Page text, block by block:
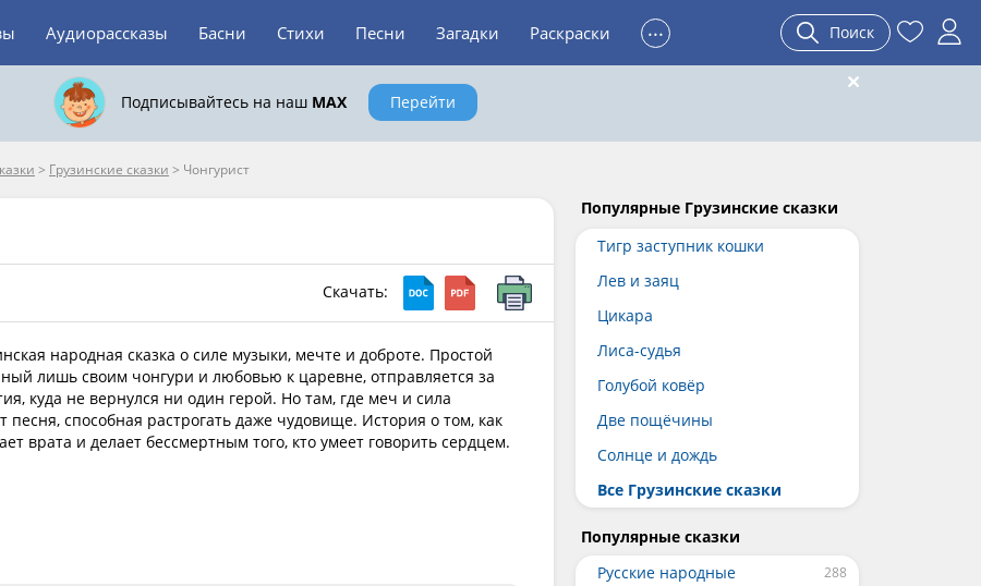
Аудиорассказы Басни Стихи Песни Загадки Раскраски ... Поиск
Подписывайтесь на наш MAX Перейти
> Грузинские сказки > Чонгурист
Скачать:
народная сказка о силе музыки, мечте и доброте. Простой
лишь своим чонгури и любовью к царевне, отправляется за
куда не вернулся ни один герой. Но там, где меч и сила
песня, способная растрогать даже чудовище. История о том, как
врата и делает бессмертным того, кто умеет говорить сердцем.
Популярные Грузинские сказки
Тигр заступник кошки
Лев и заяц
Цикара
Лиса-судья
Голубой ковёр
Две пощёчины
Солнце и дождь
Все Грузинские сказки
Популярные сказки
Русские народные